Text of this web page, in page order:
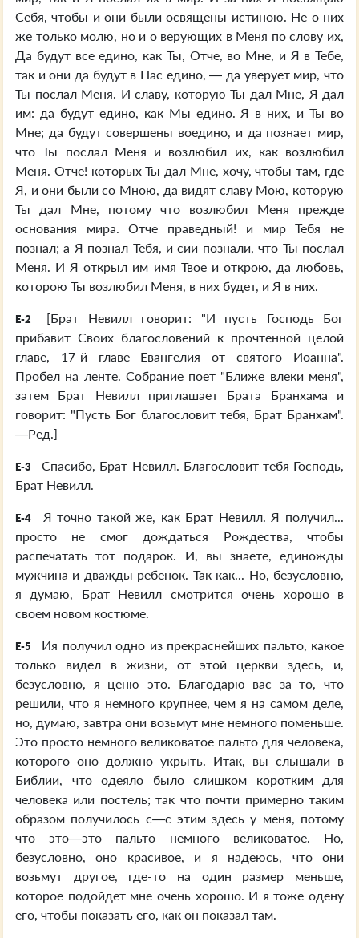
Себя, чтобы и они были освящены истиною. Не о них
же только молю, но и о верующих в Меня по слову их,
Да будут все едино, как Ты, Отче, во Мне, и Я в Тебе,
так и они да будут в Нас едино, — да уверует мир, что
Ты послал Меня. И славу, которую Ты дал Мне, Я дал
им: да будут едино, как Мы едино. Я в них, и Ты во
Мне; да будут совершены воедино, и да познает мир,
что Ты послал Меня и возлюбил их, как возлюбил
Меня. Отче! которых Ты дал Мне, хочу, чтобы там, где
Я, и они были со Мною, да видят славу Мою, которую
Ты дал Мне, потому что возлюбил Меня прежде
основания мира. Отче праведный! и мир Тебя не
познал; а Я познал Тебя, и сии познали, что Ты послал
Меня. И Я открыл им имя Твое и открою, да любовь,
которою Ты возлюбил Меня, в них будет, и Я в них.
E-2
[Брат Невилл говорит: "И пусть Господь Бог
прибавит Своих благословений к прочтенной целой
главе, 17-й главе Евангелия от святого Иоанна".
Пробел на ленте. Собрание поет "Ближе влеки меня",
затем Брат Невилл приглашает Брата Бранхама и
говорит: "Пусть Бог благословит тебя, Брат Бранхам".
—Ред.]
E-3
Спасибо, Брат Невилл. Благословит тебя Господь,
Брат Невилл.
E-4
Я точно такой же, как Брат Невилл. Я получил...
просто не смог дождаться Рождества, чтобы
распечатать тот подарок. И, вы знаете, единожды
мужчина и дважды ребенок. Так как... Но, безусловно,
я думаю, Брат Невилл смотрится очень хорошо в
своем новом костюме.
E-5
Ия получил одно из прекраснейших пальто, какое
только видел в жизни, от этой церкви здесь, и,
безусловно, я ценю это. Благодарю вас за то, что
решили, что я немного крупнее, чем я на самом деле,
но, думаю, завтра они возьмут мне немного поменьше.
Это просто немного великоватое пальто для человека,
которого оно должно укрыть. Итак, вы слышали в
Библии, что одеяло было слишком коротким для
человека или постель; так что почти примерно таким
образом получилось с—с этим здесь у меня, потому
что это—это пальто немного великоватое. Но,
безусловно, оно красивое, и я надеюсь, что они
возьмут другое, где-то на один размер меньше,
которое подойдет мне очень хорошо. И я тоже одену
его, чтобы показать его, как он показал там.